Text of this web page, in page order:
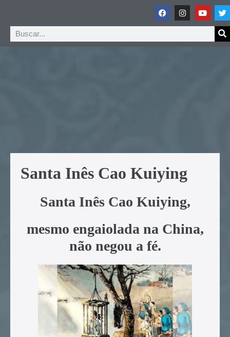
Santa Inês Cao Kuiying
Santa Inês Cao Kuiying,
mesmo engaiolada na China,
não negou a fé.